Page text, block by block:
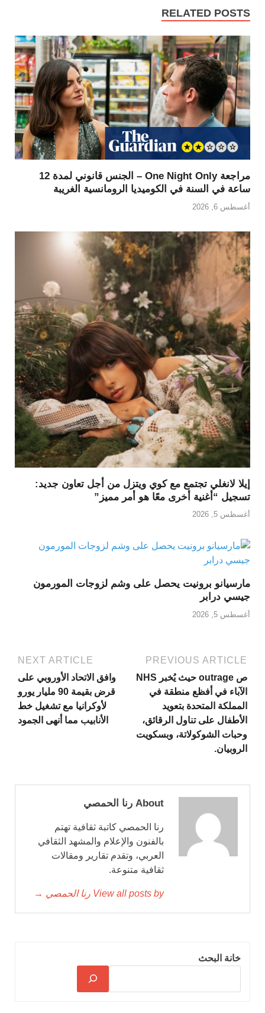
RELATED POSTS
مراجعة One Night Only – الجنس قانوني لمدة 12
ساعة في السنة في الكوميديا الرومانسية الغريبة
أغسطس 6, 2026
إيلا لانغلي تجتمع مع كوي ويتزل من أجل تعاون جديد:
تسجيل “أغنية أخرى معًا هو أمر مميز”
أغسطس 5, 2026
مارسيانو برونيت يحصل على وشم لزوجات المورمون
جيسي درابر
أغسطس 5, 2026
PREVIOUS ARTICLE
ص outrage حيث يُخبر NHS
الآباء في أفظع منطقة في
المملكة المتحدة بتعويد
الأطفال على تناول الرقائق،
وحبات الشوكولاتة، وبسكويت
الروبيان.
NEXT ARTICLE
وافق الاتحاد الأوروبي على
قرض بقيمة 90 مليار يورو
لأوكرانيا مع تشغيل خط
الأنابيب مما أنهى الجمود
About رنا الحمصي
رنا الحمصي كاتبة ثقافية تهتم
بالفنون والإعلام والمشهد الثقافي
العربي، وتقدم تقارير ومقالات
ثقافية متنوعة.
View all posts by رنا الحمصي →
خانة البحث